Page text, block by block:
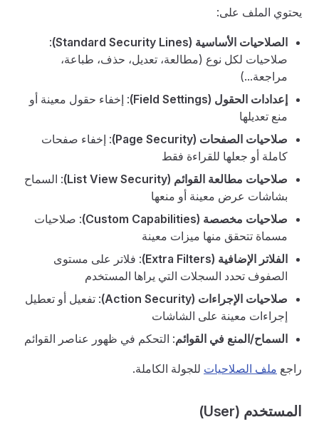
يحتوي الملف على:
الصلاحيات الأساسية (Standard Security Lines)
:
صلاحيات لكل نوع (مطالعة، تعديل، حذف، طباعة،
مراجعة...)
إعدادات الحقول (Field Settings)
: إخفاء حقول معينة أو
منع تعديلها
صلاحيات الصفحات (Page Security)
: إخفاء صفحات
كاملة أو جعلها للقراءة فقط
صلاحيات مطالعة القوائم (List View Security)
: السماح
بشاشات عرض معينة أو منعها
صلاحيات مخصصة (Custom Capabilities)
: صلاحيات
مسماة تتحقق منها ميزات معينة
الفلاتر الإضافية (Extra Filters)
: فلاتر على مستوى
الصفوف تحدد السجلات التي يراها المستخدم
صلاحيات الإجراءات (Action Security)
: تفعيل أو تعطيل
إجراءات معينة على الشاشات
السماح/المنع في القوائم: التحكم في ظهور عناصر القوائم
راجع ملف الصلاحيات للجولة الكاملة.
المستخدم (User)